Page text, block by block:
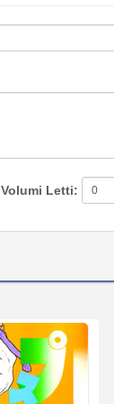
Volumi Letti: